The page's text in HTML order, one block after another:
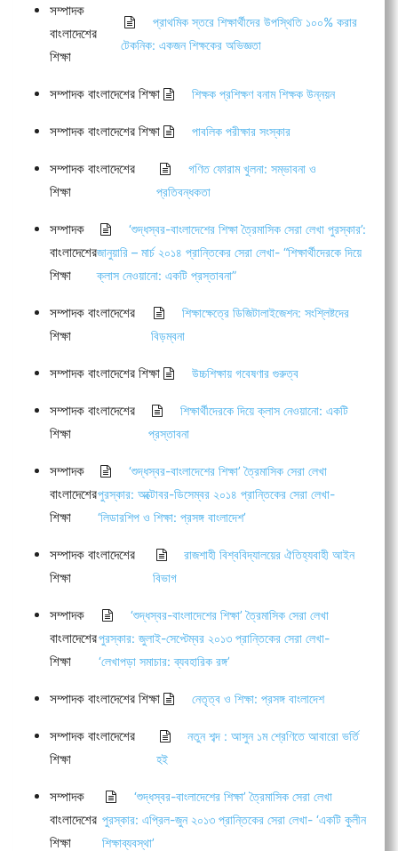
সম্পাদক
বাংলাদেশের
শিক্ষা
প্রাথমিক স্তরে শিক্ষার্থীদের উপস্থিতি ১০০% করার
টেকনিক: একজন শিক্ষকের অভিজ্ঞতা
সম্পাদক বাংলাদেশের শিক্ষা শিক্ষক প্রশিক্ষণ বনাম শিক্ষক উন্নয়ন
সম্পাদক বাংলাদেশের শিক্ষা পাবলিক পরীক্ষার সংস্কার
সম্পাদক বাংলাদেশের
শিক্ষা
গণিত ফোরাম খুলনা: সম্ভাবনা ও
প্রতিবন্ধকতা
সম্পাদক
বাংলাদেশের
শিক্ষা
‘শুদ্ধস্বর-বাংলাদেশের শিক্ষা ত্রৈমাসিক সেরা লেখা পুরস্কার’:
জানুয়ারি – মার্চ ২০১৪ প্রান্তিকের সেরা লেখা- “শিক্ষার্থীদেরকে দিয়ে
ক্লাস নেওয়ানো: একটি প্রস্তাবনা”
সম্পাদক বাংলাদেশের
শিক্ষা
শিক্ষাক্ষেত্রে ডিজিটালাইজেশন: সংশ্লিষ্টদের
বিড়ম্বনা
সম্পাদক বাংলাদেশের শিক্ষা উচ্চশিক্ষায় গবেষণার গুরুত্ব
সম্পাদক বাংলাদেশের
শিক্ষা
শিক্ষার্থীদেরকে দিয়ে ক্লাস নেওয়ানো: একটি
প্রস্তাবনা
সম্পাদক
বাংলাদেশের
শিক্ষা
‘শুদ্ধস্বর-বাংলাদেশের শিক্ষা’ ত্রৈমাসিক সেরা লেখা
পুরস্কার: অক্টোবর-ডিসেম্বর ২০১৪ প্রান্তিকের সেরা লেখা-
‘লিডারশিপ ও শিক্ষা: প্রসঙ্গ বাংলাদেশ’
সম্পাদক বাংলাদেশের
শিক্ষা
রাজশাহী বিশ্ববিদ্যালয়ের ঐতিহ্যবাহী আইন
বিভাগ
সম্পাদক
বাংলাদেশের
শিক্ষা
‘শুদ্ধস্বর-বাংলাদেশের শিক্ষা’ ত্রৈমাসিক সেরা লেখা
পুরস্কার: জুলাই-সেপ্টেম্বর ২০১৩ প্রান্তিকের সেরা লেখা-
‘লেখাপড়া সমাচার: ব্যবহারিক রঙ্গ’
সম্পাদক বাংলাদেশের শিক্ষা নেতৃত্ব ও শিক্ষা: প্রসঙ্গ বাংলাদেশ
সম্পাদক বাংলাদেশের
শিক্ষা
নতুন শব্দ : আসুন ১ম শ্রেণিতে আবারো ভর্তি
হই
সম্পাদক
বাংলাদেশের
শিক্ষা
‘শুদ্ধস্বর-বাংলাদেশের শিক্ষা’ ত্রৈমাসিক সেরা লেখা
পুরস্কার: এপ্রিল-জুন ২০১৩ প্রান্তিকের সেরা লেখা- ‘একটি কুলীন
শিক্ষাব্যবস্থা’